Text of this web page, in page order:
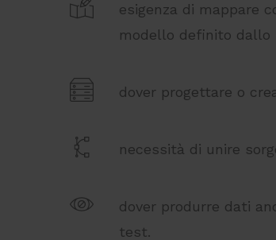
esigenza di mappare
modello definito dallo
dover progettare o
necessità di unire
dover produrre dati
test.